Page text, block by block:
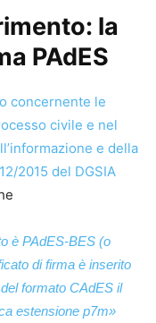
la
PAdES
concernente le
civile e nel
e della
2015 del DGSIA
è PAdES-BES (o
di firma è inserito
formato CAdES il
estensione p7m»